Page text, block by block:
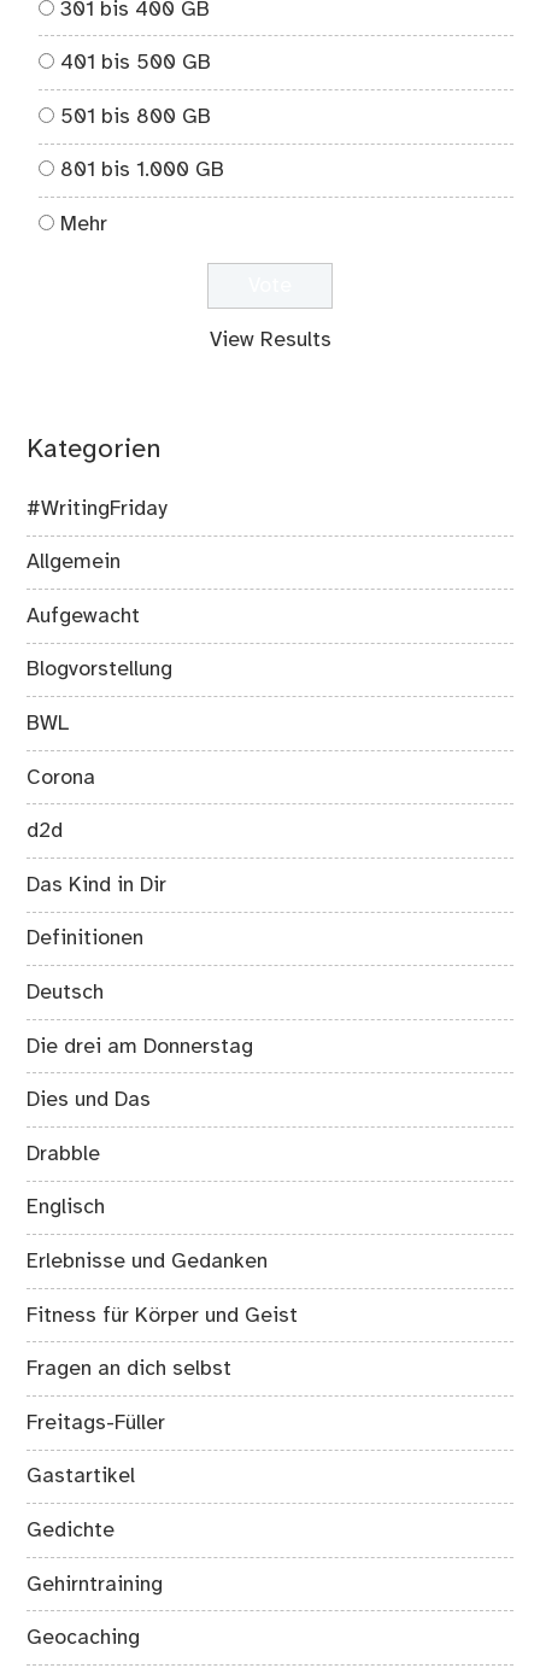
301 bis 400 GB
401 bis 500 GB
501 bis 800 GB
801 bis 1.000 GB
Mehr
View Results
Kategorien
#WritingFriday
Allgemein
Aufgewacht
Blogvorstellung
BWL
Corona
d2d
Das Kind in Dir
Definitionen
Deutsch
Die drei am Donnerstag
Dies und Das
Drabble
Englisch
Erlebnisse und Gedanken
Fitness für Körper und Geist
Fragen an dich selbst
Freitags-Füller
Gastartikel
Gedichte
Gehirntraining
Geocaching